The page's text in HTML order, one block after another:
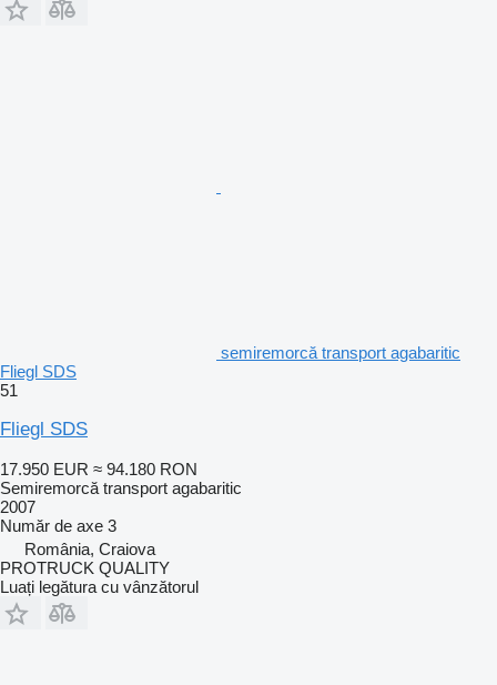
semiremorcă transport agabaritic
Fliegl SDS
51
Fliegl SDS
17.950 EUR ≈ 94.180 RON
Semiremorcă transport agabaritic
2007
Număr de axe 3
România, Craiova
PROTRUCK QUALITY
Luați legătura cu vânzătorul